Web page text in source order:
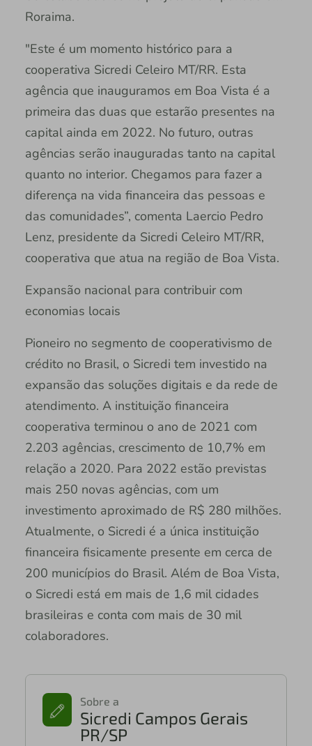
Roraima.
"Este é um momento histórico para a
cooperativa Sicredi Celeiro MT/RR. Esta
agência que inauguramos em Boa Vista é a
primeira das duas que estarão presentes na
capital ainda em 2022. No futuro, outras
agências serão inauguradas tanto na capital
quanto no interior. Chegamos para fazer a
diferença na vida financeira das pessoas e
das comunidades”, comenta Laercio Pedro
Lenz, presidente da Sicredi Celeiro MT/RR,
cooperativa que atua na região de Boa Vista.
Expansão nacional para contribuir com
economias locais
Pioneiro no segmento de cooperativismo de
crédito no Brasil, o Sicredi tem investido na
expansão das soluções digitais e da rede de
atendimento. A instituição financeira
cooperativa terminou o ano de 2021 com
2.203 agências, crescimento de 10,7% em
relação a 2020. Para 2022 estão previstas
mais 250 novas agências, com um
investimento aproximado de R$ 280 milhões.
Atualmente, o Sicredi é a única instituição
financeira fisicamente presente em cerca de
200 municípios do Brasil. Além de Boa Vista,
o Sicredi está em mais de 1,6 mil cidades
brasileiras e conta com mais de 30 mil
colaboradores.
Sobre a
Sicredi Campos Gerais
PR/SP